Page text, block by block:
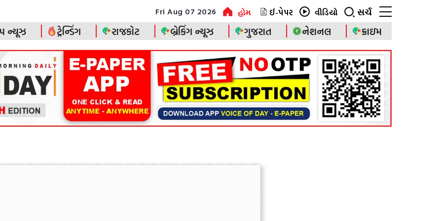
Fri Aug 07 2026 હોમ ઈ-પેપર વીડિયો સર્ચ
ન્યૂઝ ટ્રેન્ડિંગ રાજકોટ બ્રેકિંગ ન્યૂઝ ગુજરાત નેશનલ ક્રાઇમ